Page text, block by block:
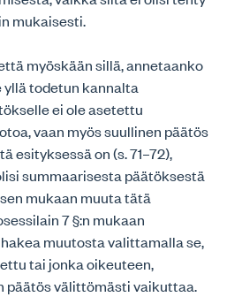
mukaisesti.
myöskään sillä, annetaanko
todetun kannalta
ei ole asetettu
vaan myös suullinen päätös
esityksessä on (s. 71–72),
summaarisesta päätöksestä
mukaan muuta tätä
7 §:n mukaan
muutosta valittamalla se,
tai jonka oikeuteen,
päätös välittömästi vaikuttaa.